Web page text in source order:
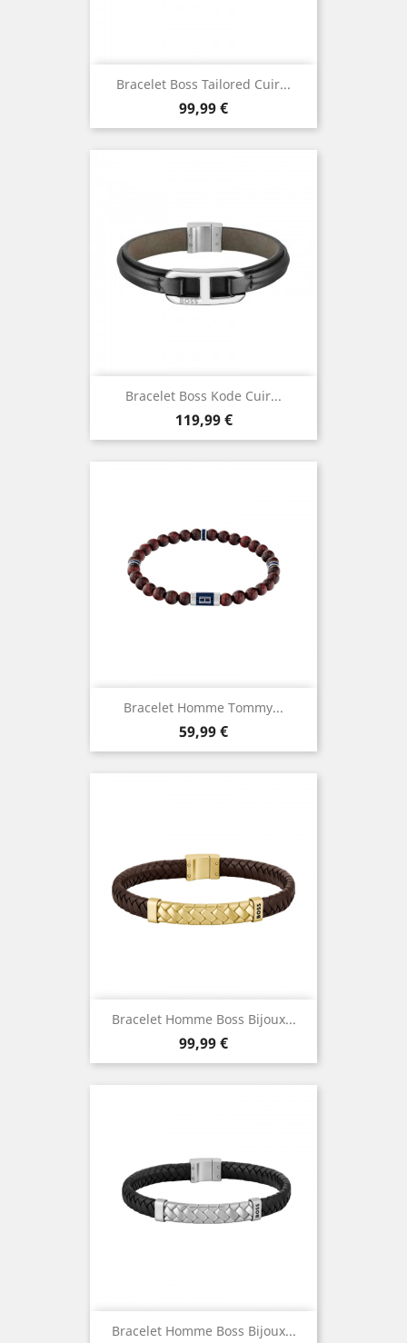
Bracelet Boss Tailored Cuir...
Prix
99,99 €
Bracelet Boss Kode Cuir...
Prix
119,99 €
Bracelet Homme Tommy...
Prix
59,99 €
Bracelet Homme Boss Bijoux...
Prix
99,99 €
Bracelet Homme Boss Bijoux...